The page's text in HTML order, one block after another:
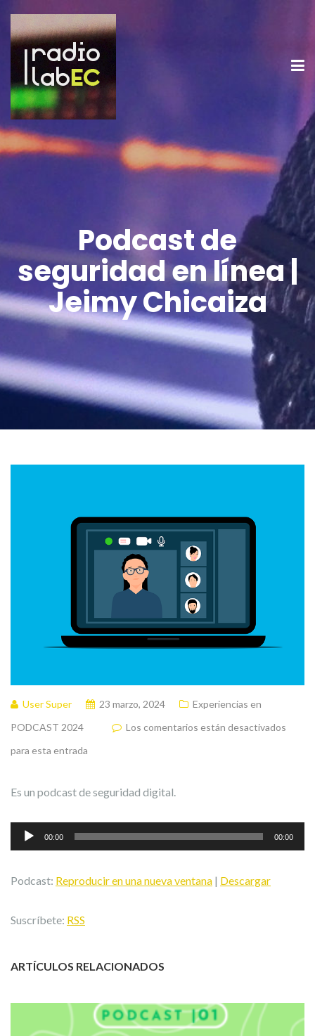
Podcast de
seguridad en línea |
Jeimy Chicaiza
User Super 23 marzo, 2024
Experiencias en
PODCAST 2024
Los comentarios están desactivados
para esta entrada
Es un podcast de seguridad digital.
Reproductor
de
00:00 00:00
Podcast: Reproducir en una nueva ventana | Descargar
Suscríbete: RSS
ARTÍCULOS RELACIONADOS